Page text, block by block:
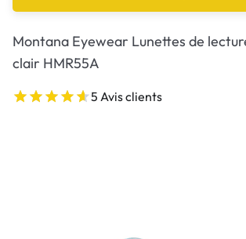
Montana Eyewear Lunettes de
clair HMR55A
5 Avis clients